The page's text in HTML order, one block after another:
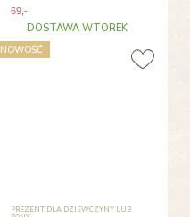
69 ,-
DOSTAWA WTOREK
PREZENT DLA DZIEWCZYNY LUB
NOWOŚĆ